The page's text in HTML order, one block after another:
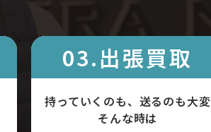
03.出張買取
持っていくのも、送るのも大変
そんな時は